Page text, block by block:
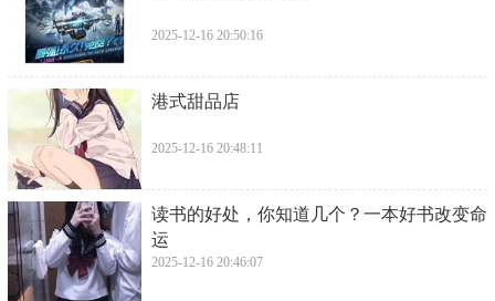
2025-12-16 20:50:16
​港式甜品店
2025-12-16 20:48:11
​读书的好处，你知道几个？一本好书改变命
运
2025-12-16 20:46:07